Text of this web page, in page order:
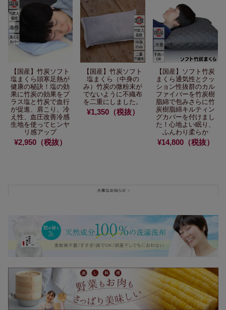
【国産】竹炭ソフト
塩まくら頭寒足熱が
健康の秘訣！塩の効
果に竹炭の効果をプ
ラス塩と竹炭で血行
が促進、
肩こり、冷
え性、血圧改善冷感
生地を使ってヒンヤ
リ感アップ
¥2,950（税抜）
【国産】竹炭ソフト
塩まくら（中身の
み）竹炭の微粉末が
でないように不織布
を二重にしました。
¥1,350（税抜）
【国産】ソフト竹炭
まくら通気性とクッ
ション性抜群のカル
ファイバーを竹炭樹
脂綿で包みさらに竹
炭樹脂綿キルティン
グカバーを付けまし
た！心地よい眠り、
ふんわり柔らか
¥14,800（税抜）